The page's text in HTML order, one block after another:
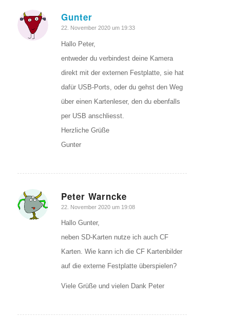
Gunter
sagte:
22. November 2020 um 19:33
Hallo Peter,
entweder du verbindest deine Kamera
direkt mit der externen Festplatte, sie hat
dafür USB-Ports, oder du gehst den Weg
über einen Kartenleser, den du ebenfalls
per USB anschliesst.
Herzliche Grüße
Gunter
Peter Warncke
sagte:
22. November 2020 um 19:08
Hallo Gunter,
neben SD-Karten nutze ich auch CF
Karten. Wie kann ich die CF Kartenbilder
auf die externe Festplatte überspielen?
Viele Grüße und vielen Dank Peter